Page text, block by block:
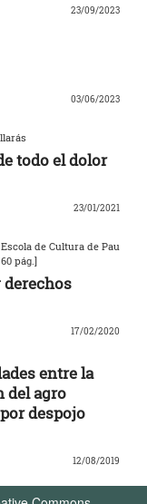
23/09/2023
03/06/2023
todo el dolor
23/01/2021
de Cultura de Pau
pág.]
17/02/2020
entre la
del agro
despojo
12/08/2019